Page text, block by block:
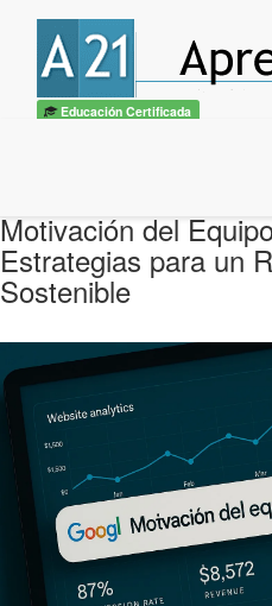
Educación Certificada
Motivación del
Estrategias para un
Sostenible